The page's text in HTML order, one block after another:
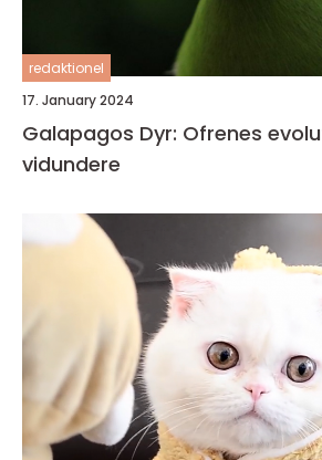
redaktionel
17. January 2024
Galapagos Dyr: Ofrenes
vidundere